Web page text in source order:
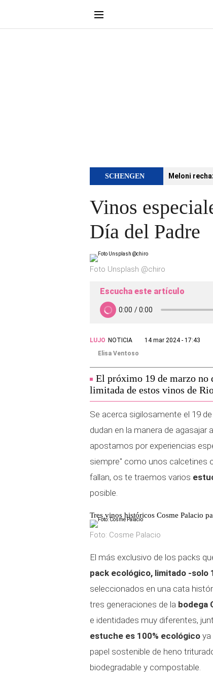
SCHENGEN Meloni
Vinos
Día del Padre
Foto Unsplash @chiro
Escucha este artículo
LUJO NOTICIA
14 mar 2024 - 17:43
Elisa Ventoso
El próximo 19 de marzo no
limitada de estos vinos de
Se acerca sigilosamente el 19
dudan en la manera de
apostamos por experiencias
siempre" como unos calcetines
fallan, os te traemos varios
posible.
Tres vinos históricos Cosme Palacio
Foto: Cosme Palacio
El más exclusivo de los packs
pack ecológico, limitado -solo
seleccionados en una cata
tres generaciones de la bodega
e identidades muy diferentes,
estuche es 100% ecológico ya
papel sostenible de heno
biodegradable y compostable.